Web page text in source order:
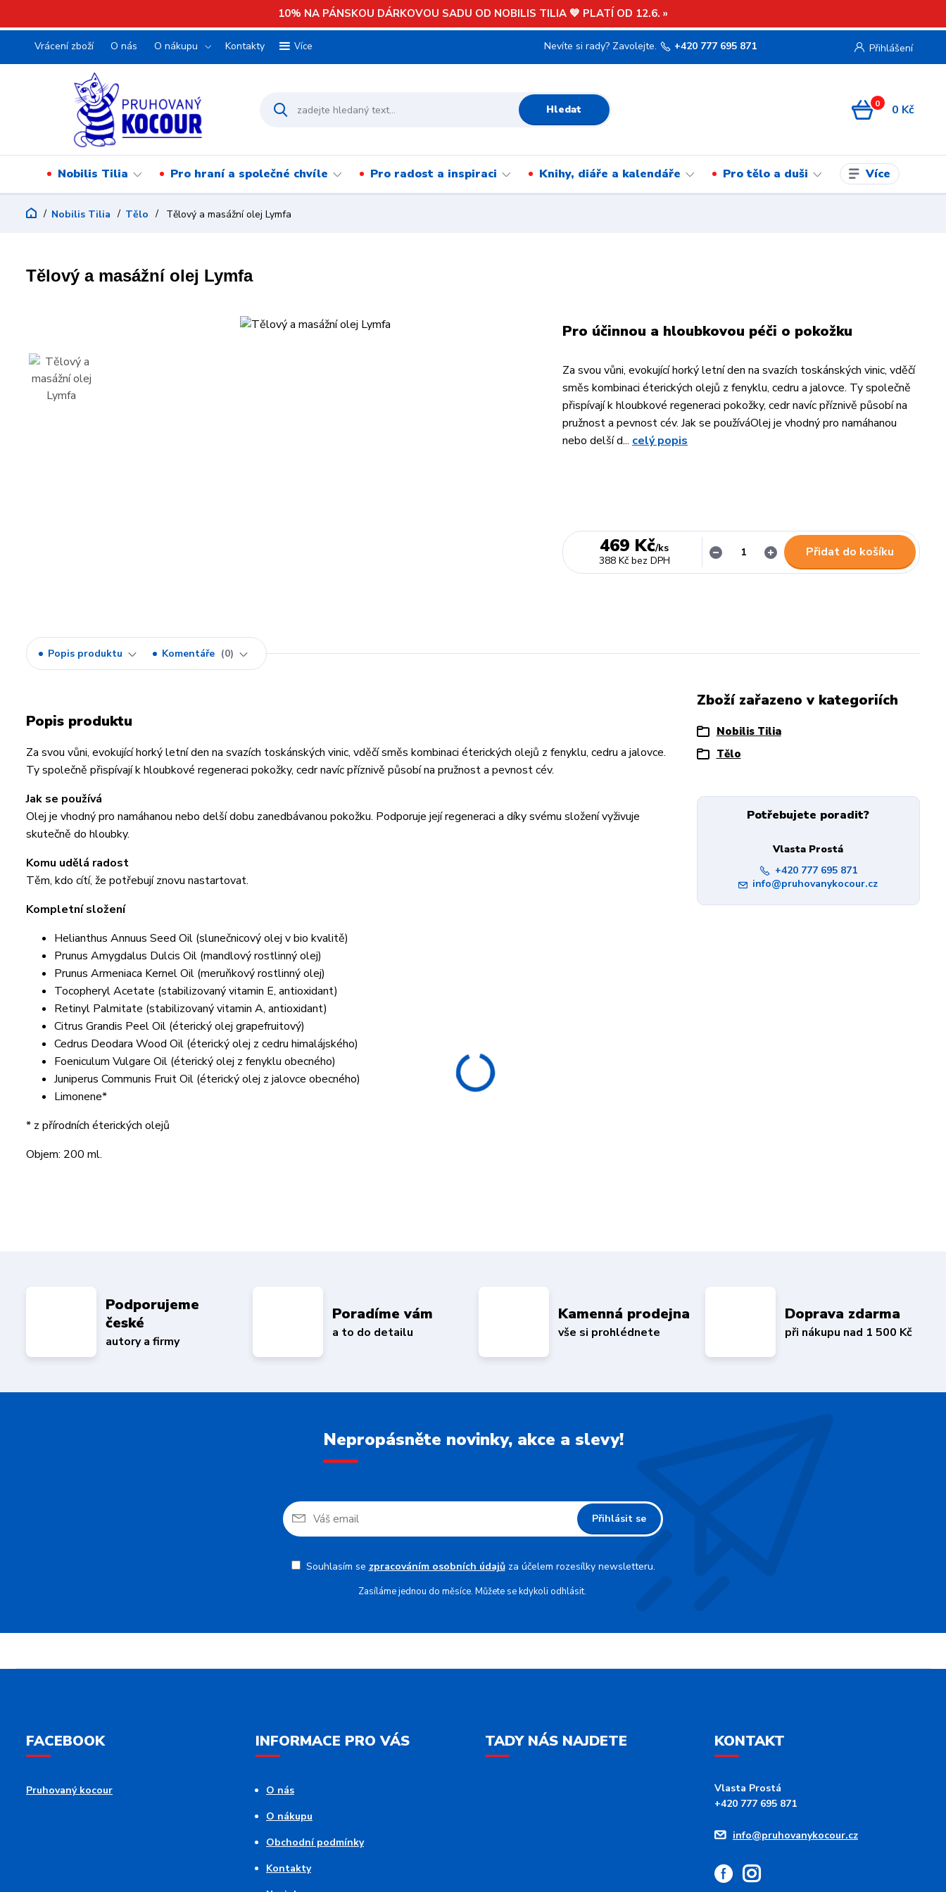
10% NA PÁNSKOU DÁRKOVOU SADU OD NOBILIS TILIA 💙 PLATÍ OD 12.6. »
Vrácení zboží O nás O nákupu Kontakty Více Přihlášení
Hledat
Nevíte si rady? Zavolejte. +420 777 695 871
0 0 Kč
Nobilis Tilia Pro hraní a společné chvíle Pro radost a inspiraci Knihy, diáře a kalendáře Pro tělo a duši Více
Nobilis Tilia Tělo Tělový a masážní olej Lymfa
Tělový a masážní olej Lymfa
Pro účinnou a hloubkovou péči o pokožku
Za svou vůni, evokující horký letní den na svazích toskánských vinic, vděčí
směs kombinaci éterických olejů z fenyklu, cedru a jalovce. Ty společně
přispívají k hloubkové regeneraci pokožky, cedr navíc příznivě působí na
pružnost a pevnost cév. Jak se používáOlej je vhodný pro namáhanou
nebo delší d... celý popis
469 Kč/ks
388 Kč bez DPH
Přidat do košíku
Popis produktu Komentáře 0
Popis produktu
Za svou vůni, evokující horký letní den na svazích toskánských vinic, vděčí směs kombinaci éterických olejů z fenyklu, cedru a jalovce.
Ty společně přispívají k hloubkové regeneraci pokožky, cedr navíc příznivě působí na pružnost a pevnost cév.
Jak se používá
Olej je vhodný pro namáhanou nebo delší dobu zanedbávanou pokožku. Podporuje její regeneraci a díky svému složení vyživuje
skutečně do hloubky.
Komu udělá radost
Těm, kdo cítí, že potřebují znovu nastartovat.
Kompletní složení
Helianthus Annuus Seed Oil (slunečnicový olej v bio kvalitě)
Prunus Amygdalus Dulcis Oil (mandlový rostlinný olej)
Prunus Armeniaca Kernel Oil (meruňkový rostlinný olej)
Tocopheryl Acetate (stabilizovaný vitamin E, antioxidant)
Retinyl Palmitate (stabilizovaný vitamin A, antioxidant)
Citrus Grandis Peel Oil (éterický olej grapefruitový)
Cedrus Deodara Wood Oil (éterický olej z cedru himalájského)
Foeniculum Vulgare Oil (éterický olej z fenyklu obecného)
Juniperus Communis Fruit Oil (éterický olej z jalovce obecného)
Limonene*
* z přírodních éterických olejů
Objem: 200 ml.
Zboží zařazeno v kategoriích
Nobilis Tilia
Tělo
Potřebujete poradit?
Vlasta Prostá
+420 777 695 871
info@pruhovanykocour.cz
Podporujeme
české
autory a firmy
Poradíme vám
a to do detailu
Kamenná prodejna
vše si prohlédnete
Doprava zdarma
při nákupu nad 1 500 Kč
Nepropásněte novinky, akce a slevy!
Přihlásit se
Souhlasím se zpracováním osobních údajůza účelem rozesílky newsletteru.
Zasíláme jednou do měsíce. Můžete se kdykoli odhlásit.
FACEBOOK
Pruhovaný kocour
INFORMACE PRO VÁS
O nás
O nákupu
Obchodní podmínky
Kontakty
TADY NÁS NAJDETE KONTAKT
Vlasta Prostá
+420 777 695 871
info@pruhovanykocour.cz